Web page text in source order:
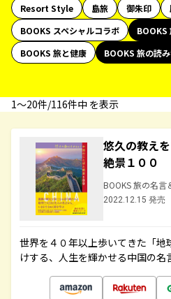
Resort Style
島旅 御朱印
BOOKS スペシャルコラボ
BOOKS
BOOKS 旅と健康
BOOKS 旅の読
1〜20件/116件中 を表示
悠久の教え
絶景１００
BOOKS 旅の名言
2022.12.15 発売
世界を４０年以上歩いてきた「
けする、人生を輝かせる中国の名